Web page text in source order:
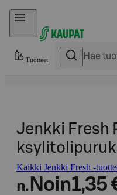
Hyppää sisältöön
Tuotteet
Jenkki Fresh
Kaikki Jenkki Fresh -
n. Noin1,35